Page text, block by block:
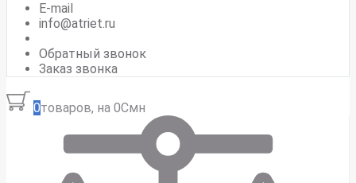
E-mail
info@atriet.ru
Обратный звонок
Заказ звонка
0товаров, на 0Смн